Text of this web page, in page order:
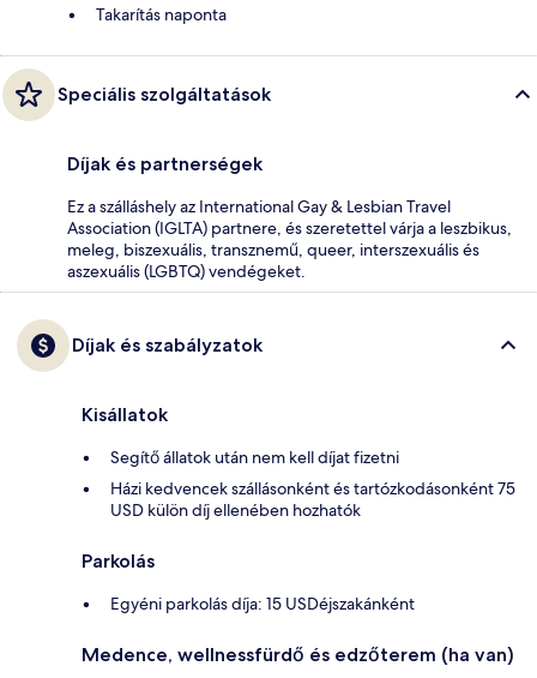
Takarítás naponta
Speciális szolgáltatások
Díjak és partnerségek
Ez a szálláshely az International Gay & Lesbian Travel
Association (IGLTA) partnere, és szeretettel várja a leszbikus,
meleg, biszexuális, transznemű, queer, interszexuális és
aszexuális (LGBTQ) vendégeket.
Díjak és szabályzatok
Kisállatok
Segítő állatok után nem kell díjat fizetni
Házi kedvencek szállásonként és tartózkodásonként 75
USD külön díj ellenében hozhatók
Parkolás
Egyéni parkolás díja: 15 USDéjszakánként
Medence, wellnessfürdő és edzőterem (ha van)